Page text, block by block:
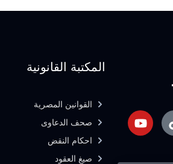
المكتبة القانونية
القوانين المصرية
صحف الدعاوى
احكام النقض
صيغ العقود